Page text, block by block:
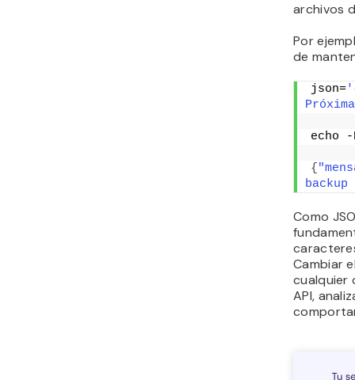
archivos
Por
de
json=
echo
{
Como
Cambiar
cualquier
API,